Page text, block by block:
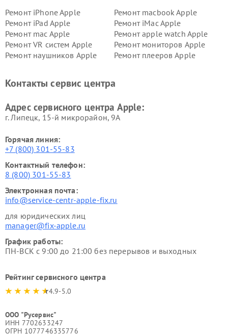
Ремонт iPhone Apple
Ремонт macbook Apple
Ремонт iPad Apple
Ремонт iMac Apple
Ремонт mac Apple
Ремонт apple watch Apple
Ремонт VR систем Apple
Ремонт мониторов Apple
Ремонт наушников Apple
Ремонт плееров Apple
Контакты сервис центра
Адрес сервисного центра Apple:
г. Липецк, 15-й микрорайон, 9А
Горячая линия:
+7 (800) 301-55-83
Контактный телефон:
8 (800) 301-55-83
Электронная почта:
info@service-centr-apple-fix.ru
для юридических лиц
manager@fix-apple.ru
График работы:
ПН-ВСК с 9:00 до 21:00 без перерывов и выходных
Рейтинг сервисного центра
4.9-5.0
ООО "Русервис"
ИНН 7702633247
ОГРН 1077746335776